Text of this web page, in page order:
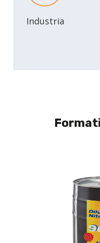
Industria